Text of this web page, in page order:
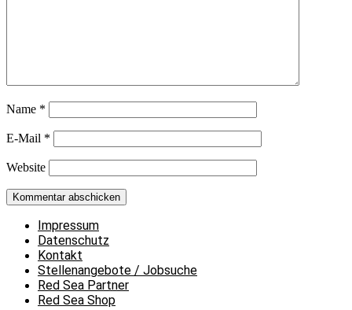
Name *
E-Mail *
Website
Impressum
Datenschutz
Kontakt
Stellenangebote / Jobsuche
Red Sea Partner
Red Sea Shop